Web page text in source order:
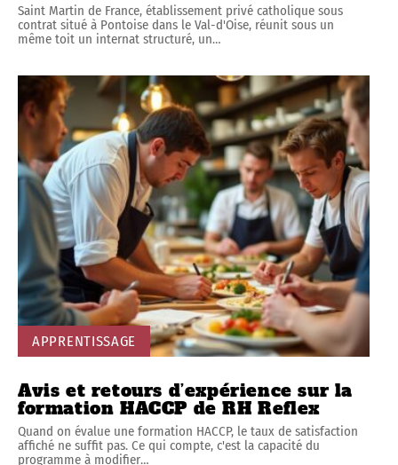
Saint Martin de France, établissement privé catholique sous
contrat situé à Pontoise dans le Val-d'Oise, réunit sous un
même toit un internat structuré, un…
APPRENTISSAGE
Avis et retours d’expérience sur la
formation HACCP de RH Reflex
Quand on évalue une formation HACCP, le taux de satisfaction
affiché ne suffit pas. Ce qui compte, c'est la capacité du
programme à modifier…